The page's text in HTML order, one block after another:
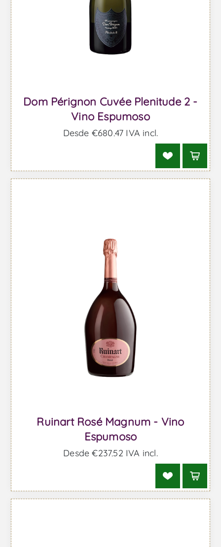
Dom Pérignon Cuvée Plenitude 2 -
Vino Espumoso
Desde €680,47 IVA incl.
Ruinart Rosé Magnum - Vino
Espumoso
Desde €237,52 IVA incl.